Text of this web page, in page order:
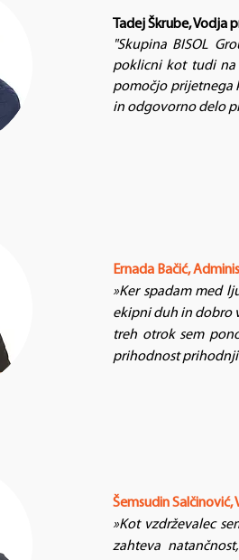
Tadej Škrube, Vodja
"Skupina BISOL
poklicni kot tudi na
pomočjo prijetnega
in odgovorno delo
Ernada Bačić,
»Ker spadam med
ekipni duh in dobro
treh otrok sem
prihodnost
Šemsudin Salčinović,
»Kot vzdrževalec
zahteva